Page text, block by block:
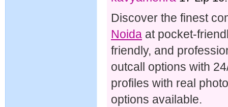
Discover the finest
Noida at pocket-
friendly, and
outcall options with
profiles with real
options available.